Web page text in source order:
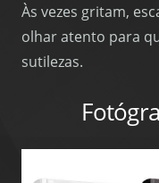
Às vezes gritam,
olhar atento para
sutilezas.